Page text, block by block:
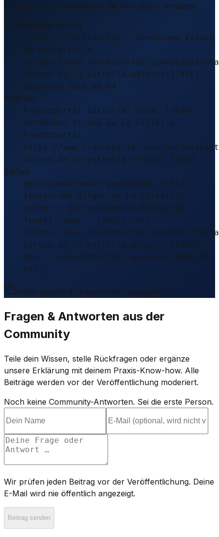
LinkedIn-Post? Verwenden Sie eine dieser Vorlagen.
Empfohlenes Format
Source: Frachtportal – Aeródromo Virgen
de La Estrella
(https://www.frachtportal.com/de/
virgen-de-la-estrella-airport-37410),
accessed 2026-08-04
APA-Stil
Frachtportal Editorial Team. (2026).
Aeródromo Virgen de La Estrella.
Frachtportal.
https://www.frachtportal.com/de/
virgen-de-la-estrella-airport-37410
BibTeX
@misc{aerdromovirgende2026, title =
{Aeródromo Virgen de La Estrella},
author = {{Frachtportal Editorial
Team}}, year = {2026}, url =
{https://www.frachtportal.com/de/
virgen-de-la-estrella-airport-37410},
note = {Frachtportal, accessed 2026-08-
04} }
Inhalt geprüft & redaktionell freigegeben.
Fragen & Antworten aus der
Community
Teile dein Wissen, stelle Rückfragen oder ergänze
unsere Erklärung mit deinem Praxis-Know-how. Alle
Beiträge werden vor der Veröffentlichung moderiert.
Noch keine Community-Antworten. Sei die erste Person.
Wir prüfen jeden Beitrag vor der Veröffentlichung. Deine
E-Mail wird nie öffentlich angezeigt.
Beitrag senden